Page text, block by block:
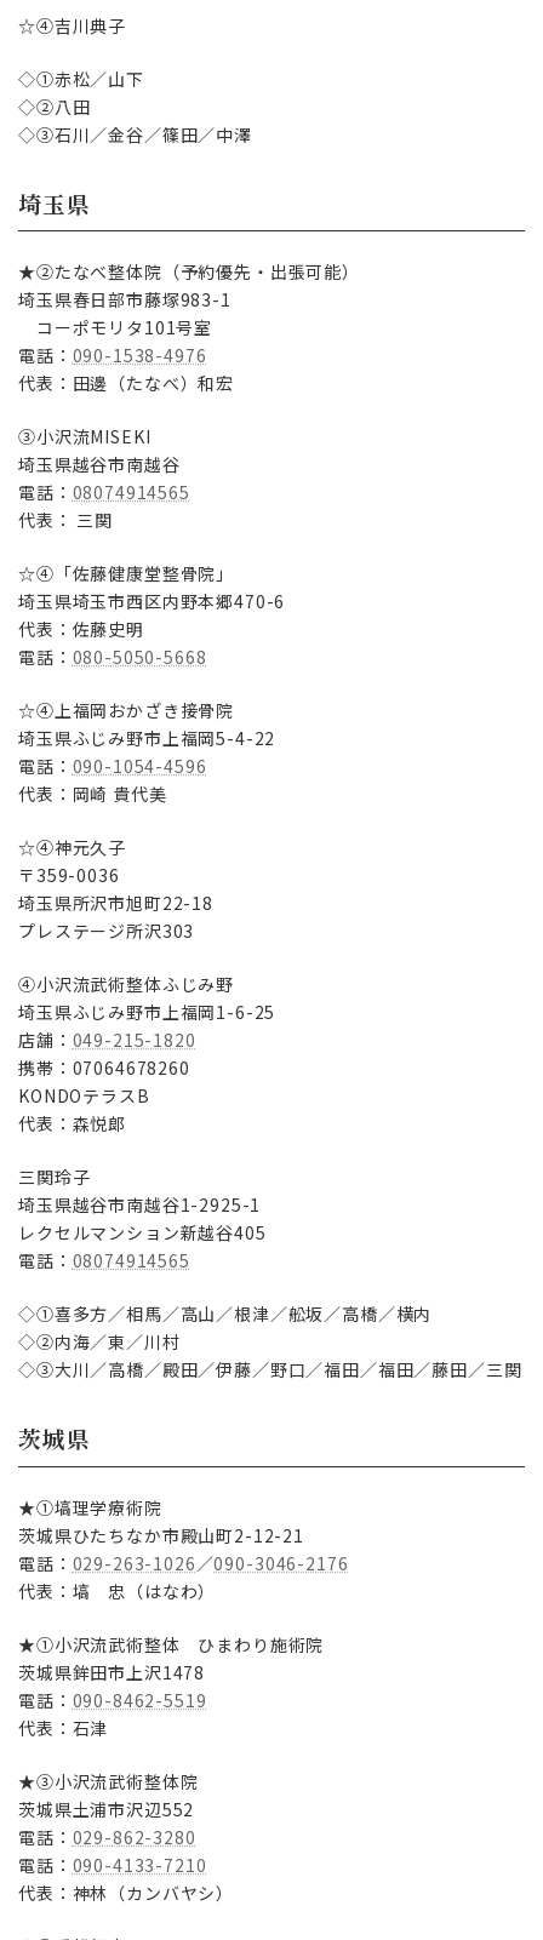
☆④吉川典子
◇①赤松／山下
◇②八田
◇③石川／金谷／篠田／中澤
埼玉県
★②たなべ整体院（予約優先・出張可能）
埼玉県春日部市藤塚983-1
コーポモリタ101号室
電話： 090-1538-4976
代表：田邊（たなべ）和宏
③小沢流MISEKI
埼玉県越谷市南越谷
電話： 08074914565
代表： 三関
☆④「佐藤健康堂整骨院」
埼玉県埼玉市西区内野本郷470-6
代表：佐藤史明
電話： 080-5050-5668
☆④上福岡おかざき接骨院
埼玉県ふじみ野市上福岡5-4-22
電話： 090-1054-4596
代表：岡崎 貴代美
☆④神元久子
〒359-0036
埼玉県所沢市旭町22-18
プレステージ所沢303
④小沢流武術整体ふじみ野
埼玉県ふじみ野市上福岡1-6-25
店舗： 049-215-1820
携帯：07064678260
KONDOテラスB
代表：森悦郞
三関玲子
埼玉県越谷市南越谷1-2925-1
レクセルマンション新越谷405
電話： 08074914565
◇①喜多方／相馬／高山／根津／舩坂／高橋／横内
◇②内海／東／川村
◇③大川／高橋／殿田／伊藤／野口／福田／福田／藤田／三関
茨城県
★①塙理学療術院
茨城県ひたちなか市殿山町2-12-21
電話： 029-263-1026／090-3046-2176
代表：塙 忠（はなわ）
★①小沢流武術整体 ひまわり施術院
茨城県鉾田市上沢1478
電話： 090-8462-5519
代表：石津
★③小沢流武術整体院
茨城県土浦市沢辺552
電話： 029-862-3280
電話： 090-4133-7210
代表：神林（カンバヤシ）